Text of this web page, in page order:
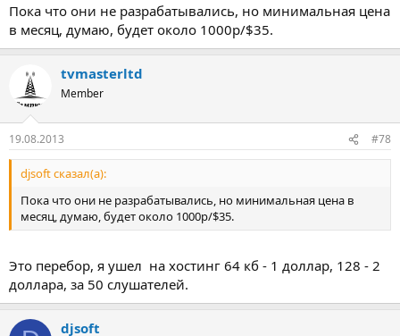
Пока что они не разрабатывались, но минимальная цена
в месяц, думаю, будет около 1000р/$35.
tvmasterltd
Member
19.08.2013 #78
djsoft сказал(а):
Пока что они не разрабатывались, но минимальная цена в
месяц, думаю, будет около 1000р/$35.
Это перебор, я ушел на хостинг 64 кб - 1 доллар, 128 - 2
доллара, за 50 слушателей.
djsoft